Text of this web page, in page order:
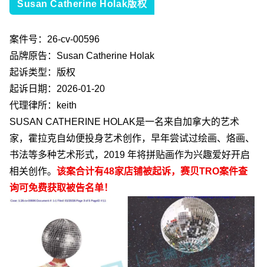
Susan Catherine Holak版权
案件号： 26-cv-00596
品牌原告： Susan Catherine Holak
起诉类型：版权
起诉日期： 2026-01-20
代理律所：
keith
SUSAN CATHERINE HOLAK是一名来自加拿大的艺术
家，霍拉克自幼便投身艺术创作，早年尝试过绘画、烙画、
书法等多种艺术形式， 2019 年将拼贴画作为兴趣爱好开启
相关创作。 该案合计有48家店铺被起诉，赛贝TRO案件查
询可免费获取被告名单！